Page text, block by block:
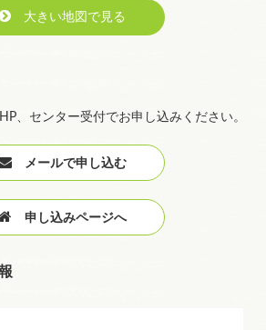
大きい地図で見る
、センター受付でお申し込みください。
メールで申し込む
申し込みページへ